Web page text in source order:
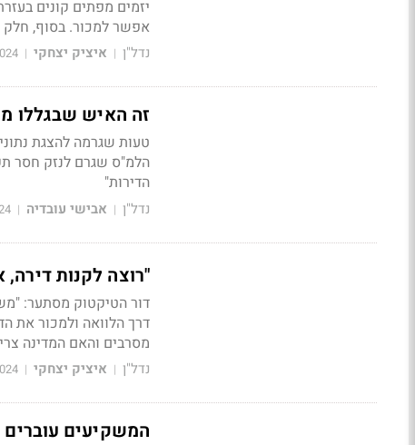
אפשר למכור. בסוף,
נדל"ן | איציק יצחקי |
זה האיש שבגללו
טעות שגרמה להצגת
הלמ"ס שגרם לנזק חסר
הדירות"
נדל"ן | אבישי עובדיה |
"רוצה לקנות
דרך הלוואה ולמכור את
מסרבים והאם המדינה
נדל"ן | איציק יצחקי |
המשקיעים עוברים